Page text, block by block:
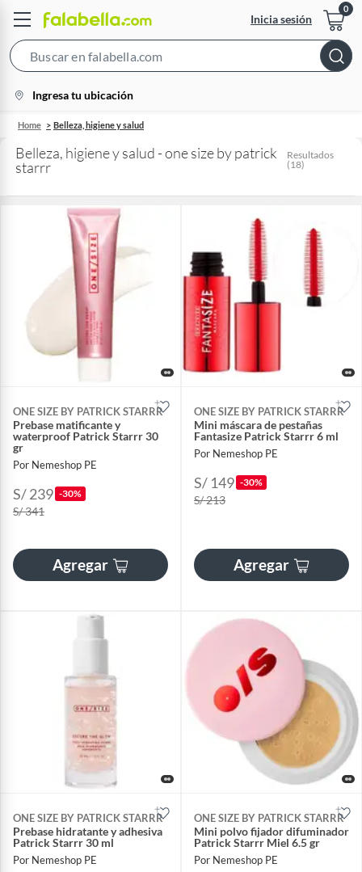
Inicia sesión
Bar
location-
icon
Ingresa tu ubicación
Home Belleza, higiene y salud
Belleza, higiene y salud - one size by patrick
starrr
Resultados
(18)
ONE SIZE BY PATRICK STARRR
Prebase matificante y
waterproof Patrick Starrr 30
gr
Por Nemeshop PE
S/ 239 -30%
S/ 341
Agregar
ONE SIZE BY PATRICK STARRR
Mini máscara de pestañas
Fantasize Patrick Starrr 6 ml
Por Nemeshop PE
S/ 149 -30%
S/ 213
Agregar
ONE SIZE BY PATRICK STARRR
Prebase hidratante y adhesiva
Patrick Starrr 30 ml
Por Nemeshop PE
ONE SIZE BY PATRICK STARRR
Mini polvo fijador difuminador
Patrick Starrr Miel 6.5 gr
Por Nemeshop PE